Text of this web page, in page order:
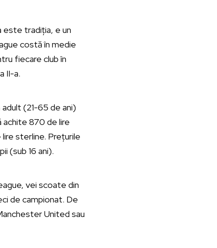
este tradiția, e un
costă în medie
fiecare club în
II-a.
(21-65 de ani)
achite 870 de lire
sterline. Prețurile
(sub 16 ani).
vei scoate din
de campionat. De
United sau